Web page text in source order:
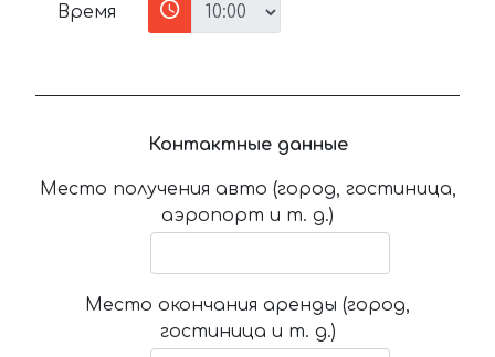
Время
Контактные данные
Место получения авто (город, гостиница,
аэропорт и т. д.)
Место окончания аренды (город,
гостиница и т. д.)